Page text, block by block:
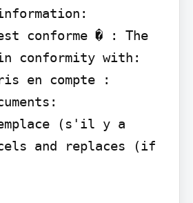
conforme � : The
conformity with:
en compte :
(s'il y a
and replaces (if